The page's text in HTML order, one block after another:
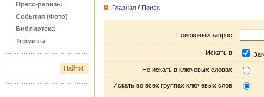
Пресс-релизы
События (Фото)
Библиотека
Термины
Главная / Поиск
Поисковый запрос:
Искать в:
Не искать в ключевых словах:
Искать во всех группах ключевых слов: